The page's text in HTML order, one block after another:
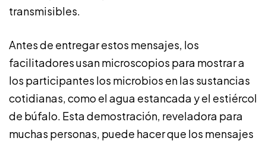
transmisibles.
Antes de entregar estos mensajes, los
facilitadores usan microscopios para mostrar a
los participantes los microbios en las sustancias
cotidianas, como el agua estancada y el estiércol
de búfalo. Esta demostración, reveladora para
muchas personas, puede hacer que los mensajes